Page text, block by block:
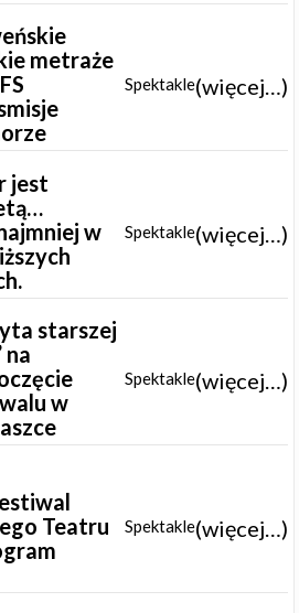
metraże
Spektakle(więcej…)
jest
w
Spektakle(więcej…)
starszej
na
w
Spektakle(więcej…)
Teatru
Spektakle(więcej…)